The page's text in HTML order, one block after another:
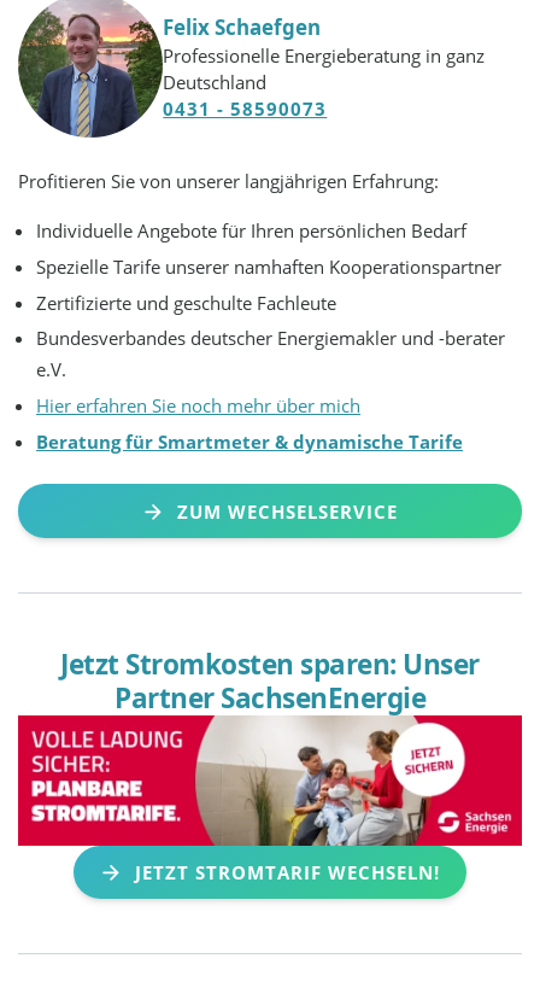
Felix Schaefgen
Professionelle Energieberatung in ganz
Deutschland
0431 - 58590073
Profitieren Sie von unserer langjährigen Erfahrung:
Individuelle Angebote für Ihren persönlichen Bedarf
Spezielle Tarife unserer namhaften Kooperationspartner
Zertifizierte und geschulte Fachleute
Bundesverbandes deutscher Energiemakler und -berater
e.V.
Hier erfahren Sie noch mehr über mich
Beratung für Smartmeter & dynamische Tarife
ZUM WECHSELSERVICE
Jetzt Stromkosten sparen: Unser
Partner SachsenEnergie
JETZT STROMTARIF WECHSELN!